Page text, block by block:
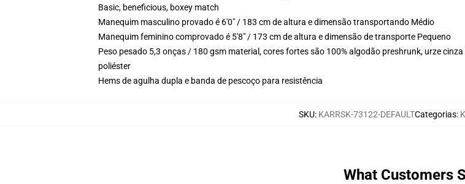
Basic, beneficious, boxey match
Manequim masculino provado é 6'0" / 183 cm de altura e dimensão transportando Médio
Manequim feminino comprovado é 5'8" / 173 cm de altura e dimensão de transporte Pequeno
Peso pesado 5,3 onças / 180 gsm material, cores fortes são 100% algodão preshrunk, urze
poliéster
Hems de agulha dupla e banda de pescoço para resistência
SKU: KARRSK-73122-DEFAULTCategorias:
What Customers